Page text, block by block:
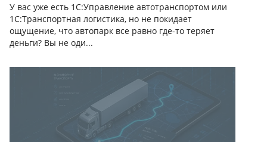
У вас уже есть 1С:Управление автотранспортом или
1С:Транспортная логистика, но не покидает
ощущение, что автопарк все равно где-то теряет
деньги? Вы не оди...